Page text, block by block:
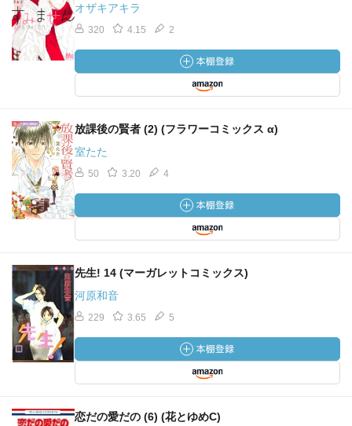
オザキアキラ
320 4.15 2
放課後の賢者 (2) (フラワーコミックス α)
室たた
50 3.20 4
先生! 14 (マーガレットコミックス)
河原和音
229 3.65 5
恋だの愛だの (6) (花とゆめC)